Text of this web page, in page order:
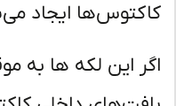
ایجاد
این لکه ها به